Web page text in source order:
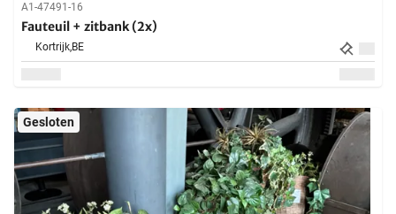
A1-47491-16
Fauteuil + zitbank (2x)
Kortrijk,BE
Gesloten